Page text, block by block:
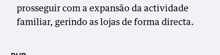
prosseguir com a expansão da actividade
familiar, gerindo as lojas de forma directa.